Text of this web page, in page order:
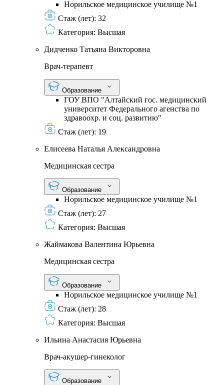
Норильское медицинское училище №1
Стаж (лет): 32
Категория: Высшая
Дидченко Татьяна Викторовна
Врач-терапевт
Образование
ГОУ ВПО "Алтайский гос. медицинский
университет Федерального агенства по
здравоохр. и соц. развитию"
Стаж (лет): 19
Елисеева Наталья Александровна
Медицинская сестра
Образование
Норильское медицинское училище №1
Стаж (лет): 27
Категория: Высшая
Жаймакова Валентина Юрьевна
Медицинская сестра
Образование
Норильское медицинское училище №1
Стаж (лет): 28
Категория: Высшая
Ильина Анастасия Юрьевна
Врач-акушер-гинеколог
Образование